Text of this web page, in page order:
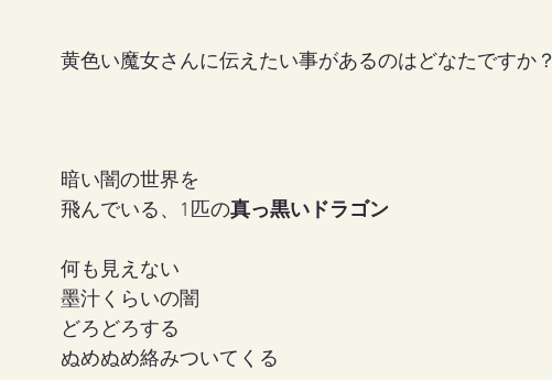
黄色い魔女さんに伝えたい事があるのはどなたですか？
暗い闇の世界を
飛んでいる、1匹の真っ黒いドラゴン
何も見えない
墨汁くらいの闇
どろどろする
ぬめぬめ絡みついてくる